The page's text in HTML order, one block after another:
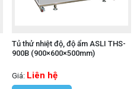
Tủ thử nhiệt độ, độ ẩm ASLI THS-
900B (900×600×500mm)
Giá: Liên hệ